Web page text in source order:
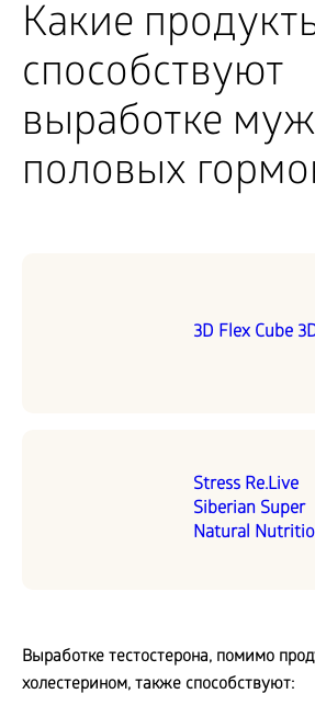
Какие
способствуют
выработке
половых
3D Flex Cube
Stress Re.Live
Siberian Super
Natural
Выработке тестостерона, помимо
холестерином, также способствуют: